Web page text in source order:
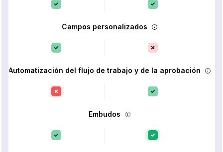
Campos personalizados
Automatización del flujo de trabajo y de la aprobación
Embudos